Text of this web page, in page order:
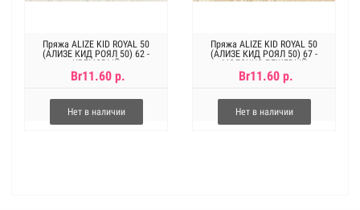
Пряжа ALIZE KID ROYAL 50
(АЛИЗЕ КИД РОЯЛ 50) 62 -
КРЕМОВЫЙ
Br11.60 р.
Нет в наличии
Пряжа ALIZE KID ROYAL 50
(АЛИЗЕ КИД РОЯЛ 50) 67 -
МОЛОЧНО-БЕЖЕВЫЙ
Br11.60 р.
Нет в наличии